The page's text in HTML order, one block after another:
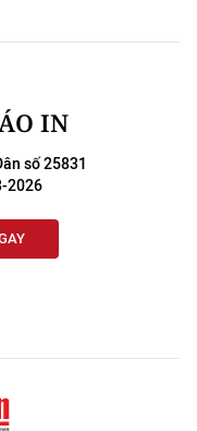
IN
số 25831
2026